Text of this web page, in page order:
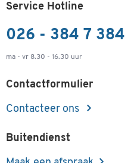
Service Hotline
026 - 384 7 384
ma - vr 8.30 - 16.30 uur
Contactformulier
Contacteer ons
Buitendienst